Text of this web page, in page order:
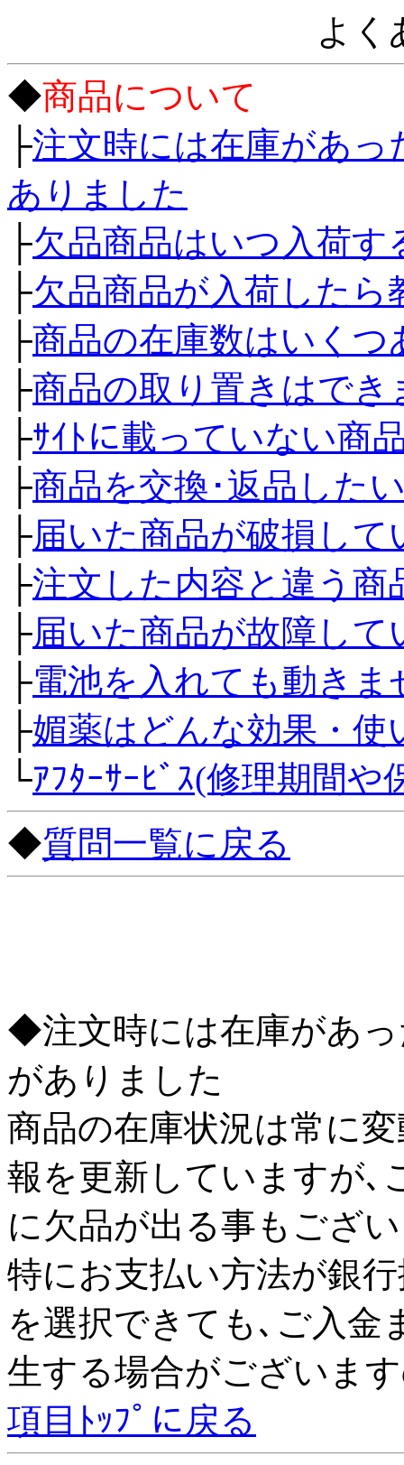
よく
◆商品について
├注文時には在庫があ
ありました
├欠品商品はいつ入荷す
├欠品商品が入荷したら
├商品の在庫数はいくつ
├商品の取り置きはでき
├ｻｲﾄに載っていない商
├商品を交換･返品した
├届いた商品が破損して
├注文した内容と違う商
├届いた商品が故障し
├電池を入れても動きま
├媚薬はどんな効果・使
└ｱﾌﾀｰｻｰﾋﾞｽ(修理期間
◆質問一覧に戻る
◆注文時には在庫があ
がありました
商品の在庫状況は常に
報を更新していますが､
に欠品が出る事もござ
特にお支払い方法が銀
を選択できても､ご入金
生する場合がございま
項目ﾄｯﾌﾟに戻る